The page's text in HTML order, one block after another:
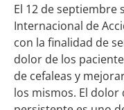
El 12 de septiembre
Internacional de
con la finalidad de
dolor de los
de cefaleas y
los mismos. El dolor